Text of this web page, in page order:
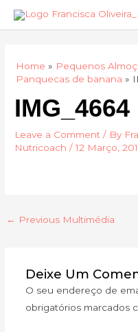
Skip
Home
Pequenos
Panquecas de banana
IMG_4664
Leave a Comment / By
Nutricoach/12 Março,
← Previous Multimédia
Deixe Um
O seu endereço de
obrigatórios marcados